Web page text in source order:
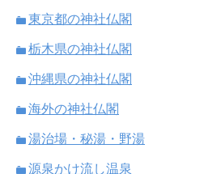
東京都の神社仏閣
栃木県の神社仏閣
沖縄県の神社仏閣
海外の神社仏閣
湯治場・秘湯・野湯
源泉かけ流し温泉